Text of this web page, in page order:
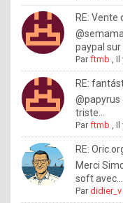
RE: Vente
paypal sur
Parftmb ,Il
RE:
triste...
Parftmb ,Il
RE:
Merci
soft avec...
Pardidier_v